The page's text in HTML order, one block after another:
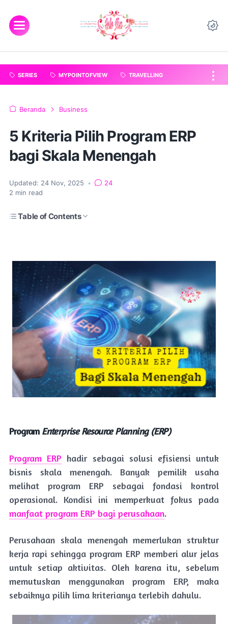
SERIES MYPOINTOFVIEW TRAVELLING
Beranda Business
5 Kriteria Pilih Program ERP
bagi Skala Menengah
Updated: 24 Nov, 2025 •
24
2 min read
Table of Contents
Program Enterprise Resource Planning (ERP)
Program ERP hadir sebagai solusi efisiensi untuk
bisnis skala menengah. Banyak pemilik usaha
melihat program ERP sebagai fondasi kontrol
operasional. Kondisi ini memperkuat fokus pada
manfaat program ERP bagi perusahaan.
Perusahaan skala menengah memerlukan struktur
kerja rapi sehingga program ERP memberi alur jelas
untuk setiap aktivitas. Oleh karena itu, sebelum
memutuskan menggunakan program ERP, maka
sebaiknya pilih lima kriterianya terlebih dahulu.